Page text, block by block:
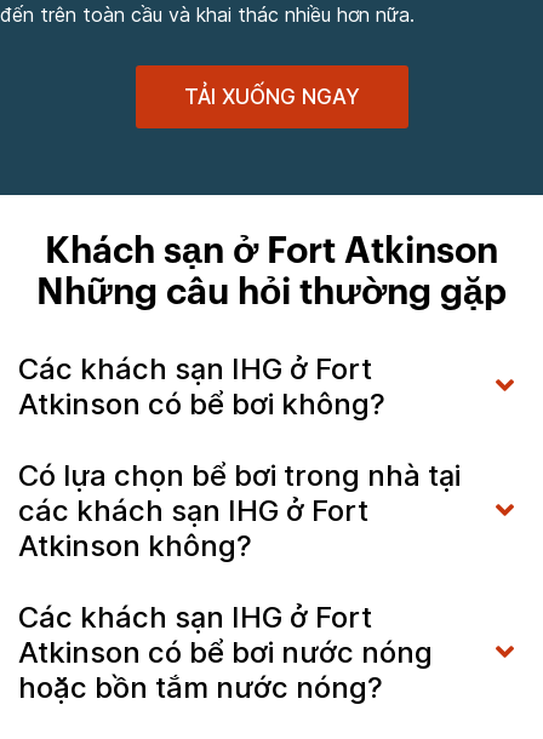
đến trên toàn cầu và khai thác nhiều hơn nữa.
TẢI XUỐNG NGAY
Khách sạn ở Fort Atkinson
Những câu hỏi thường gặp
Các khách sạn IHG ở Fort
Atkinson có bể bơi không?
Có lựa chọn bể bơi trong nhà tại
các khách sạn IHG ở Fort
Atkinson không?
Các khách sạn IHG ở Fort
Atkinson có bể bơi nước nóng
hoặc bồn tắm nước nóng?